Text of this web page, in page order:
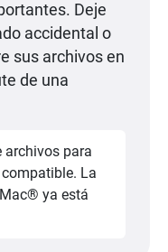
Deje
accidental o
sus archivos en
de una
archivos para
La
ya está